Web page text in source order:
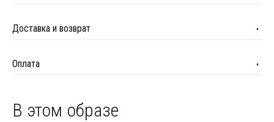
Доставка и возврат
Оплата
В этом образе